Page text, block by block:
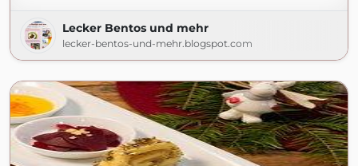
Lecker Bentos und mehr
lecker-bentos-und-mehr.blogspot.com